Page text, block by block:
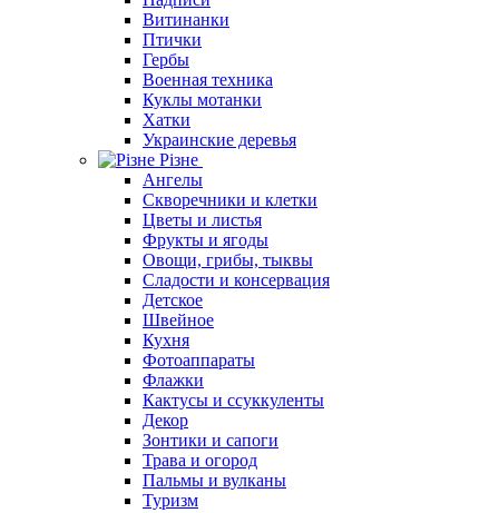
Витинанки
Птички
Гербы
Военная техника
Куклы мотанки
Хатки
Украинские деревья
Різне
Ангелы
Скворечники и клетки
Цветы и листья
Фрукты и ягоды
Овощи, грибы, тыквы
Сладости и консервация
Детское
Швейное
Кухня
Фотоаппараты
Флажки
Кактусы и ссуккуленты
Декор
Зонтики и сапоги
Трава и огород
Пальмы и вулканы
Туризм